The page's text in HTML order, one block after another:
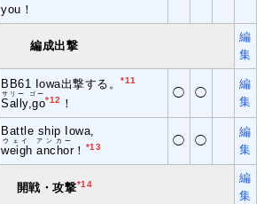
you！
編成出撃
編
集
BB61 Iowa出撃する。*11
Sally,go
サリー ゴー
*12 ！
◯ ◯
編
集
Battle ship Iowa,
weigh anchor
ウェイ アンカー
！ *13 ◯ ◯
編
集
開戦・攻撃*14
編
集